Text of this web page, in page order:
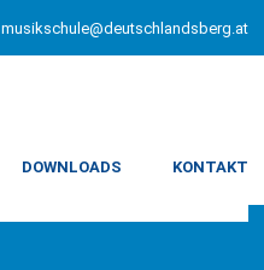
musikschule@deutschlandsberg.at
DOWNLOADS KONTAKT